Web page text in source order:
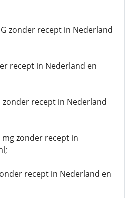
zonder recept in Nederland
recept in Nederland en
zonder recept in Nederland
zonder recept in
recept in Nederland en